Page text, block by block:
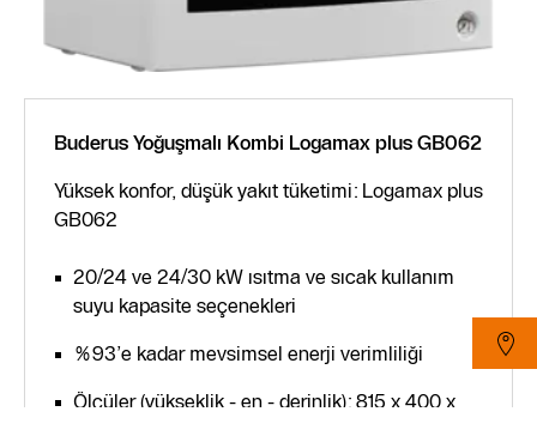
Buderus Yoğuşmalı Kombi Logamax plus GB062
Yüksek konfor, düşük yakıt tüketimi: Logamax plus
GB062
20/24 ve 24/30 kW ısıtma ve sıcak kullanım
suyu kapasite seçenekleri
%93’e kadar mevsimsel enerji verimliliği
Ölçüler (yükseklik - en - derinlik): 815 x 400 x